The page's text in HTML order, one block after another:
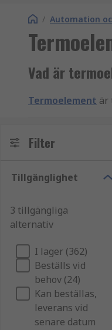
/ Automation
Vad är
Termoelement är
K
N
R/S
RTD
S
T
Filter
Tillgänglighet
3 tillgängliga
alternativ
I lager (362)
Beställs vid
behov (24)
Kan beställas,
leverans vid
senare datum